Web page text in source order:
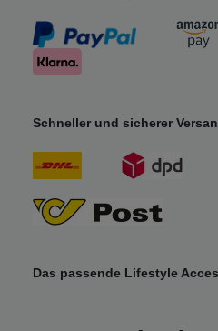
Schneller und sicherer
Das passende Lifestyle